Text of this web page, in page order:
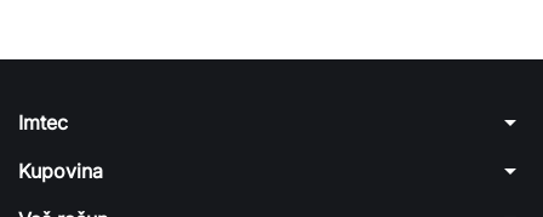
Imtec arrow_drop_down
Kupovina arrow_drop_down